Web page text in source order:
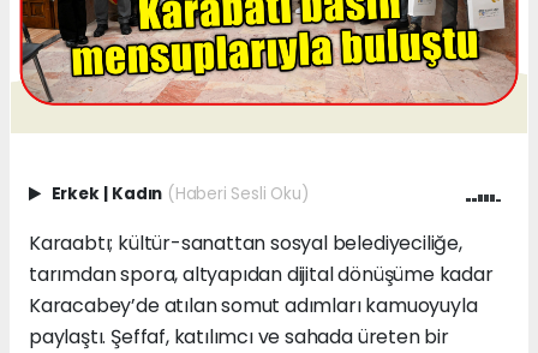
Erkek | Kadın (Haberi Sesli Oku)
Karaabtı; kültür-sanattan sosyal belediyeciliğe,
tarımdan spora, altyapıdan dijital dönüşüme kadar
Karacabey’de atılan somut adımları kamuoyuyla
paylaştı. Şeffaf, katılımcı ve sahada üreten bir